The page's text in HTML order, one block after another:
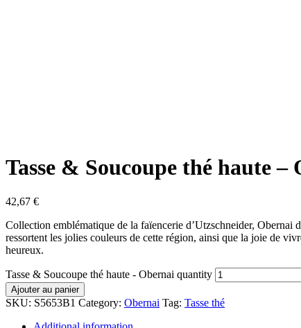
Tasse & Soucoupe thé haute –
42,67 €
Collection emblématique de la faïencerie d’Utzschneider,
ressortent les jolies couleurs de cette région, ainsi que la joie de
heureux.
Tasse & Soucoupe thé haute - Obernai quantity
Ajouter au panier
SKU: S5653B1 Category: Obernai Tag: Tasse thé